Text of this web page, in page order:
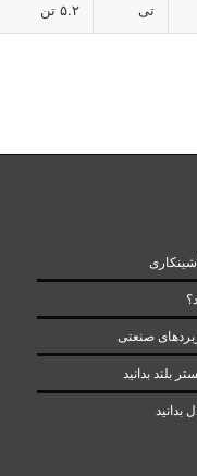
تی ۵.۲ تن
بلند بدانید
بدانید